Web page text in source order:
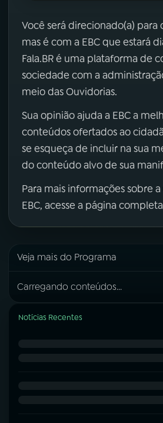
Você será direcionado(a) para
mas é com a EBC que estará
Fala.BR é uma plataforma de
sociedade com a
meio das Ouvidorias.
Sua opinião ajuda a EBC a
conteúdos ofertados ao
se esqueça de incluir na sua
do conteúdo alvo de sua
Para mais informações sobre
EBC, acesse a página completa
Veja mais do Programa
Carregando conteúdos...
Notícias Recentes